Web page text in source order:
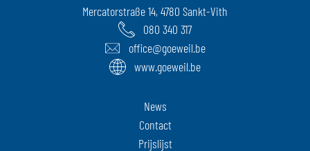
Mercatorstraße 14, 4780 Sankt-Vith
080 340 317
office@goeweil.be
www.goeweil.be
News
Contact
Prijslijst